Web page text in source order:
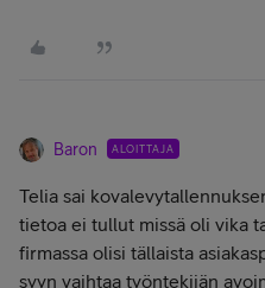
Baron ALOITTAJA
Telia sai
tietoa ei tullut missä oli vika
firmassa olisi tällaista
syyn vaihtaa työntekijän